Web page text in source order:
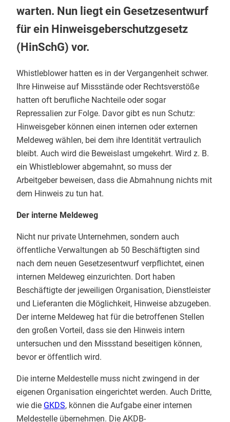
warten. Nun liegt ein Gesetzesentwurf
für ein Hinweisgeberschutzgesetz
(HinSchG) vor.
Whistleblower hatten es in der Vergangenheit schwer.
Ihre Hinweise auf Missstände oder Rechtsverstöße
hatten oft berufliche Nachteile oder sogar
Repressalien zur Folge. Davor gibt es nun Schutz:
Hinweisgeber können einen internen oder externen
Meldeweg wählen, bei dem ihre Identität vertraulich
bleibt. Auch wird die Beweislast umgekehrt. Wird z. B.
ein Whistleblower abgemahnt, so muss der
Arbeitgeber beweisen, dass die Abmahnung nichts mit
dem Hinweis zu tun hat.
Der interne Meldeweg
Nicht nur private Unternehmen, sondern auch
öffentliche Verwaltungen ab 50 Beschäftigten sind
nach dem neuen Gesetzesentwurf verpflichtet, einen
internen Meldeweg einzurichten. Dort haben
Beschäftigte der jeweiligen Organisation, Dienstleister
und Lieferanten die Möglichkeit, Hinweise abzugeben.
Der interne Meldeweg hat für die betroffenen Stellen
den großen Vorteil, dass sie den Hinweis intern
untersuchen und den Missstand beseitigen können,
bevor er öffentlich wird.
Die interne Meldestelle muss nicht zwingend in der
eigenen Organisation eingerichtet werden. Auch Dritte,
wie die GKDS, können die Aufgabe einer internen
Meldestelle übernehmen. Die AKDB-